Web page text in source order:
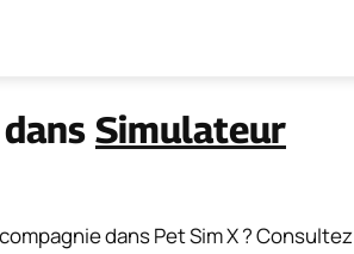
Simulateur
dans Pet Sim X ? Consultez